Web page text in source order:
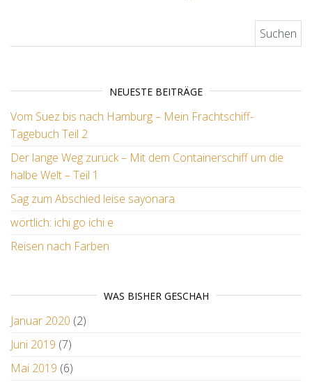
NEUESTE BEITRÄGE
Vom Suez bis nach Hamburg – Mein Frachtschiff-
Tagebuch Teil 2
Der lange Weg zurück – Mit dem Containerschiff um die
halbe Welt – Teil 1
Sag zum Abschied leise sayonara
wörtlich: ichi go ichi e
Reisen nach Farben
WAS BISHER GESCHAH
Januar 2020 (2)
Juni 2019 (7)
Mai 2019 (6)